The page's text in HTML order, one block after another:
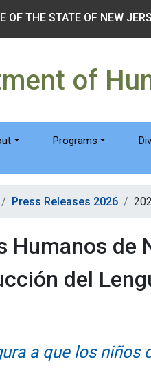
OF THE STATE OF NEW
of
Programs
Press Releases 2026
Humanos de
del
a que los